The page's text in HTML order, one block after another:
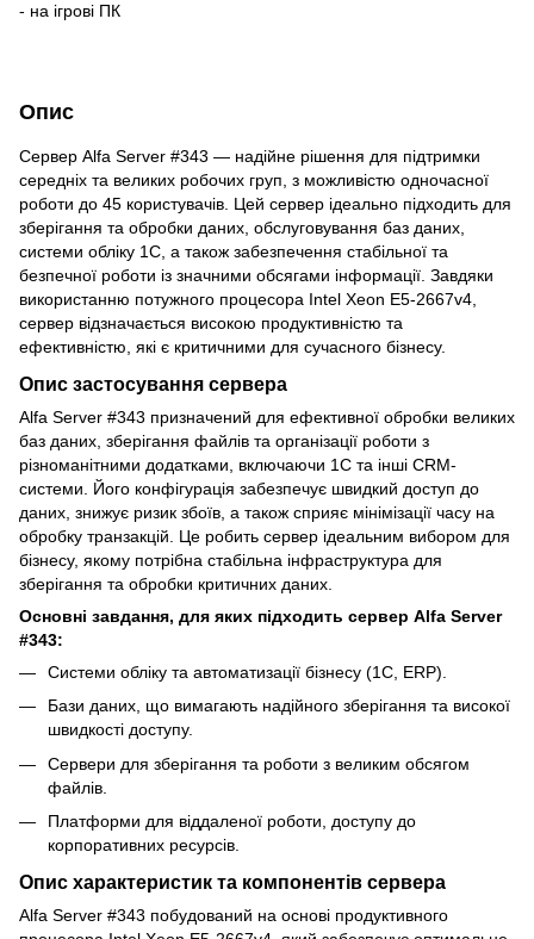
- на ігрові ПК
Опис
Сервер Alfa Server #343 — надійне рішення для підтримки
середніх та великих робочих груп, з можливістю одночасної
роботи до 45 користувачів. Цей сервер ідеально підходить для
зберігання та обробки даних, обслуговування баз даних,
системи обліку 1С, а також забезпечення стабільної та
безпечної роботи із значними обсягами інформації. Завдяки
використанню потужного процесора Intel Xeon E5-2667v4,
сервер відзначається високою продуктивністю та
ефективністю, які є критичними для сучасного бізнесу.
Опис застосування сервера
Alfa Server #343 призначений для ефективної обробки великих
баз даних, зберігання файлів та організації роботи з
різноманітними додатками, включаючи 1С та інші CRM-
системи. Його конфігурація забезпечує швидкий доступ до
даних, знижує ризик збоїв, а також сприяє мінімізації часу на
обробку транзакцій. Це робить сервер ідеальним вибором для
бізнесу, якому потрібна стабільна інфраструктура для
зберігання та обробки критичних даних.
Основні завдання, для яких підходить сервер Alfa Server
#343:
Системи обліку та автоматизації бізнесу (1С, ERP).
Бази даних, що вимагають надійного зберігання та високої
швидкості доступу.
Сервери для зберігання та роботи з великим обсягом
файлів.
Платформи для віддаленої роботи, доступу до
корпоративних ресурсів.
Опис характеристик та компонентів сервера
Alfa Server #343 побудований на основі продуктивного